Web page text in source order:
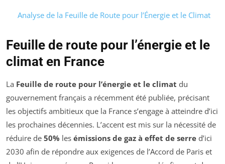
Analyse de la Feuille de Route pour l’Énergie et le Climat
Feuille de route pour l’énergie et le
climat en France
La Feuille de route pour l’énergie et le climat du
gouvernement français a récemment été publiée, précisant
les objectifs ambitieux que la France s’engage à atteindre d’ici
les prochaines décennies. L’accent est mis sur la nécessité de
réduire de 50% les émissions de gaz à effet de serre d’ici
2030 afin de répondre aux exigences de l’Accord de Paris et